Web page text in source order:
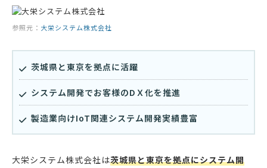
参照元： 大栄システム株式会社
茨城県と東京を拠点に活躍
システム開発でお客様のDＸ化を推進
製造業向けIoT関連システム開発実績豊富
大栄システム株式会社は茨城県と東京を拠点にシステム開